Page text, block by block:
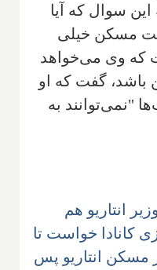
سوال که آیا
مسکن خیلی
که وی می‌خواهد
گفت که او
"نمی‌توانند به
انتاریو هم
کانادا خواست تا
مسکن انتاریو پس